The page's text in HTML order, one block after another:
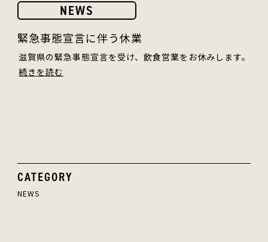
NEWS
緊急事態宣言に伴う休業
滋賀県の緊急事態宣言を受け、飲食営業をお休みします。
続きを読む
CATEGORY
NEWS